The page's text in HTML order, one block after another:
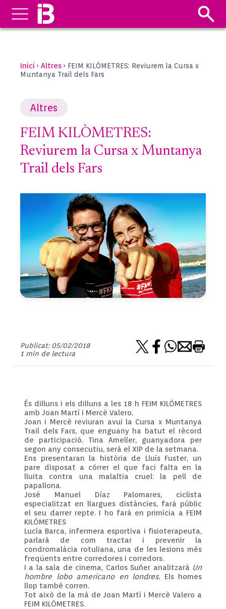
Inici › Altres › FEIM KILÒMETRES: Reviurem la Cursa x
Muntanya Trail dels Fars
Altres
FEIM KILÒMETRES:
Reviurem la Cursa x Muntanya
Trail dels Fars
Publicat: 05/02/2018
1 min de lectura
És dilluns i els dilluns a les 18 h FEIM KILÒMETRES
amb Joan Martí i Mercè Valero.
Joan i Mercè reviuran avui la Cursa x Muntanya
Trail dels Fars, que enguany ha batut el rècord
de participació. Tina Ameller, guanyadora per
segon any consecutiu, serà el XIP de la setmana.
Ens presentaran la història de Lluís Fuster, un
pare disposat a córrer el que faci falta en la
lluita contra una malaltia cruel: la pell de
papallona.
José Manuel Díaz Palomares, ciclista
especialitzat en llargues distàncies, farà públic
el seu darrer repte. I ho farà en primícia a FEIM
KILÒMETRES
Lucía Barca, infermera esportiva i fisioterapeuta,
parlarà de com tractar i prevenir la
condromalàcia rotuliana, una de les lesions més
freqüents entre corredores i corredors.
I a la sala de cinema, Carlos Suñer analitzarà Un
hombre lobo americano en londres. Els homes
llop també corren.
Tot això de la mà de Joan Martí i Mercè Valero a
FEIM KILÒMETRES.